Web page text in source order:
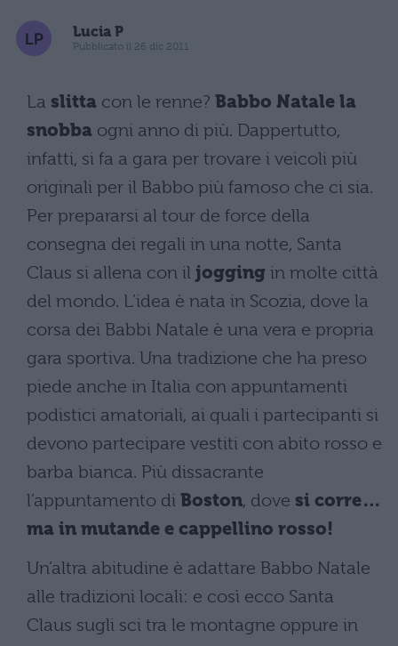
Lucia P
Pubblicato il 26 dic 2011
La slitta con le renne? Babbo Natale la
snobba ogni anno di più. Dappertutto,
infatti, si fa a gara per trovare i veicoli più
originali per il Babbo più famoso che ci sia.
Per prepararsi al tour de force della
consegna dei regali in una notte, Santa
Claus si allena con il jogging in molte città
del mondo. L’idea è nata in Scozia, dove la
corsa dei Babbi Natale è una vera e propria
gara sportiva. Una tradizione che ha preso
piede anche in Italia con appuntamenti
podistici amatoriali, ai quali i partecipanti si
devono partecipare vestiti con abito rosso e
barba bianca. Più dissacrante
l’appuntamento di Boston, dove si corre…
ma in mutande e cappellino rosso!
Un’altra abitudine è adattare Babbo Natale
alle tradizioni locali: e così ecco Santa
Claus sugli sci tra le montagne oppure in